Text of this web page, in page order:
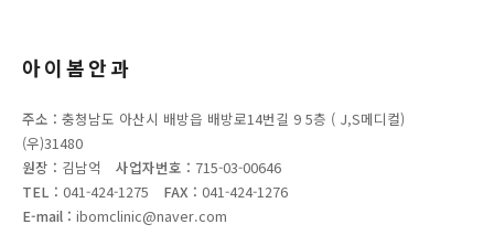
아이봄안과
주소 : 충청남도 아산시 배방읍 배방로14번길 9 5층 ( J,S메디컬)
(우)31480
원장 : 김남억 사업자번호 : 715-03-00646
TEL : 041-424-1275 FAX : 041-424-1276
E-mail : ibomclinic@naver.com